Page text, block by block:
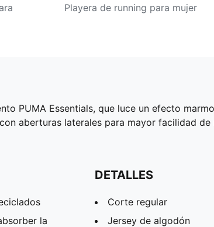
Playera de running para mujer
PUMA Essentials, que luce un efecto
aberturas laterales para mayor facilidad
la
DETALLES
Corte regular
Jersey de algodón